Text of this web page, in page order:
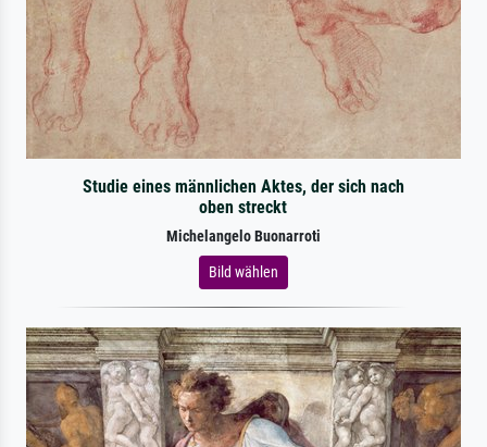
Studie eines männlichen Aktes, der sich nach
oben streckt
Michelangelo Buonarroti
Bild wählen